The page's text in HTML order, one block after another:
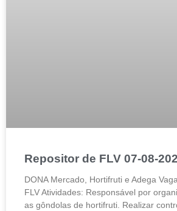
Repositor de FLV 07-08-
DONA Mercado, Hortifruti e Adega
FLV Atividades: Responsável por
as gôndolas de hortifruti. Realizar